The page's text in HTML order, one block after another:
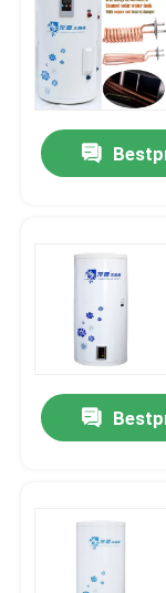
Produkte
Videos
Über uns
Kontakt mit uns
Neuigkeiten